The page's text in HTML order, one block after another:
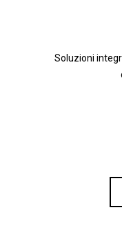
Soluzioni